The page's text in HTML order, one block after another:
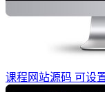
课程网站源码 可设